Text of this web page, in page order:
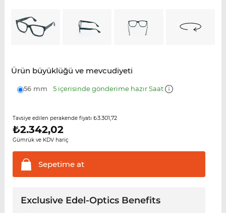
Ürün büyüklüğü ve mevcudiyeti
56 mm 5 içerisinde gönderime hazır Saat
Tavsiye edilen perakende fiyatı ₺3.301,72
₺2.342,02
Gümrük ve KDV hariç
Sepetimeat
Exclusive Edel-Optics Benefits